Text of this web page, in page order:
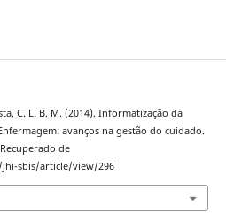
C. L. B. M. (2014). Informatização da
avanços na gestão do cuidado.
de
sbis/article/view/296